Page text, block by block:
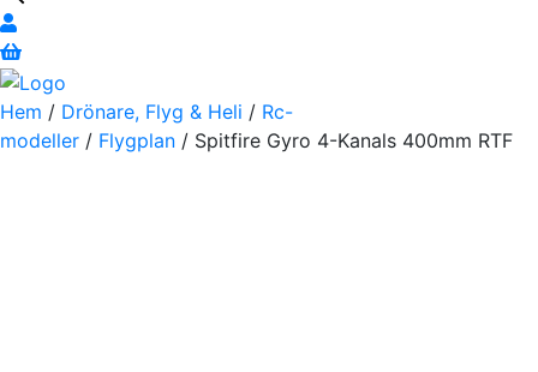
Hem / Drönare, Flyg & Heli / Rc-
modeller / Flygplan / Spitfire Gyro 4-Kanals 400mm RTF